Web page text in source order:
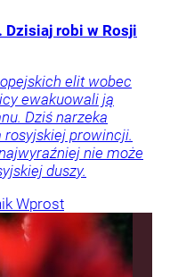
Dzisiaj robi w Rosji
elit wobec
ewakuowali ją
Dziś narzeka
rosyjskiej prowincji.
nie może
duszy.
Wprost